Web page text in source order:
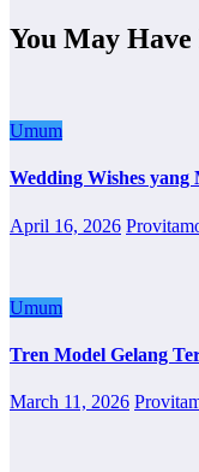
You May Have
Umum
Wedding Wishes yang
April 16, 2026
Umum
Tren Model Gelang
March 11, 2026